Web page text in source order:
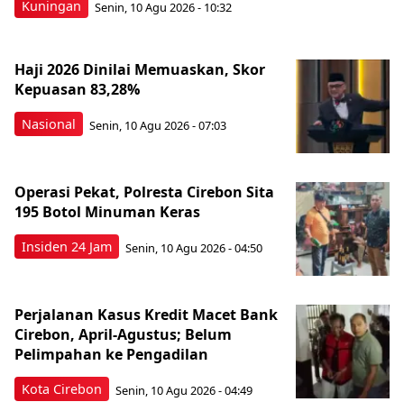
Kuningan Senin, 10 Agu 2026 - 10:32
Nasional
Haji 2026 Dinilai Memuaskan, Skor
Kepuasan 83,28%
Senin, 10 Agu 2026 - 07:03
Insiden 24 Jam
Operasi Pekat, Polresta Cirebon Sita
195 Botol Minuman Keras
Senin, 10 Agu 2026 - 04:50
Kota Cirebon
Perjalanan Kasus Kredit Macet Bank
Cirebon, April-Agustus; Belum
Pelimpahan ke Pengadilan
Senin, 10 Agu 2026 - 04:49